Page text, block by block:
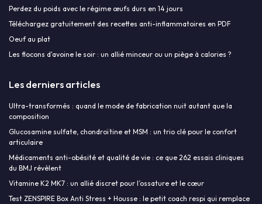
Perdez du poids avec le régime œufs durs en 14 jours
Téléchargez gratuitement des recettes anti-inflammatoires en PDF
Oeuf au plat
Les flocons d'avoine le soir : un allié minceur ou un piège à calories ?
Les derniers articles
Ultra-transformés : quand le mode de fabrication nuit autant que la
composition
Glucosamine sulfate, chondroïtine et MSM : un trio clé pour le confort
articulaire
Médicaments anti-obésité et qualité de vie : ce que 262 essais cliniques
du BMJ révèlent
Vitamine K2 MK7 : un allié discret pour l’ossature et le cœur
Test ZENSPIRE Box Anti Stress + Housse : le petit coach respi qui remplace